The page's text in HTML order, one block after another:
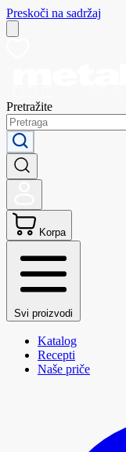
Preskoči na sadržaj
Pretražite
Korpa
Svi proizvodi
Katalog
Recepti
Naše priče